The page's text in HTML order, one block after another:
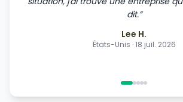
dit.”
Lee H.
États-Unis ·18 juil. 2026